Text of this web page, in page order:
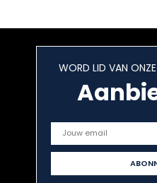
WORD LID VAN